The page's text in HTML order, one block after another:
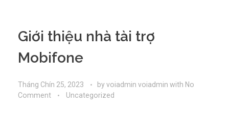
Giới thiệu nhà tài trợ
Mobifone
Tháng Chín 25, 2023 by voiadmin voiadmin with No
Comment
Uncategorized